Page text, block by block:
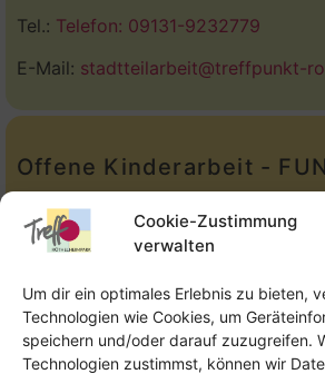
Cookie-Zustimmung
verwalten
Um dir ein optimales Erlebnis zu bieten,
Technologien wie Cookies, um
speichern und/oder darauf zuzugreifen.
Technologien zustimmst, können wir
Tel.: Telefon: 09131-9232779
E-Mail: stadtteilarbeit@treffpunkt-
Offene Kinderarbeit -
Tel.:Telefon: 09131-610749
E-Mail:oka@treffpunkt-
Offene Jugendarbeit -